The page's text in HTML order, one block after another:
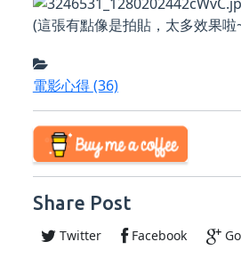
(這張有點像是拍貼，太多效果啦
電影心得(36)
Share Post
Twitter Facebook